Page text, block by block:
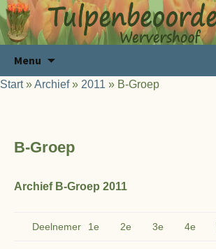
Menu
de
Start»Archief» 2011 » B-Groep
B-Groep
Archief B-Groep 2011
Deelnemer 1e 2e 3e 4e